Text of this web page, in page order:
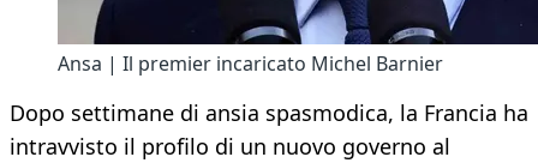
Ansa | Il premier incaricato Michel Barnier
Dopo settimane di ansia spasmodica, la Francia ha
intravvisto il profilo di un nuovo governo al